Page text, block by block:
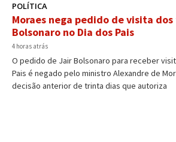
POLÍTICA
Moraes nega pedido de visita
Bolsonaro no Dia dos Pais
4 horas atrás
O pedido de Jair Bolsonaro para receber
Pais é negado pelo ministro Alexandre de
decisão anterior de trinta dias que autoriza